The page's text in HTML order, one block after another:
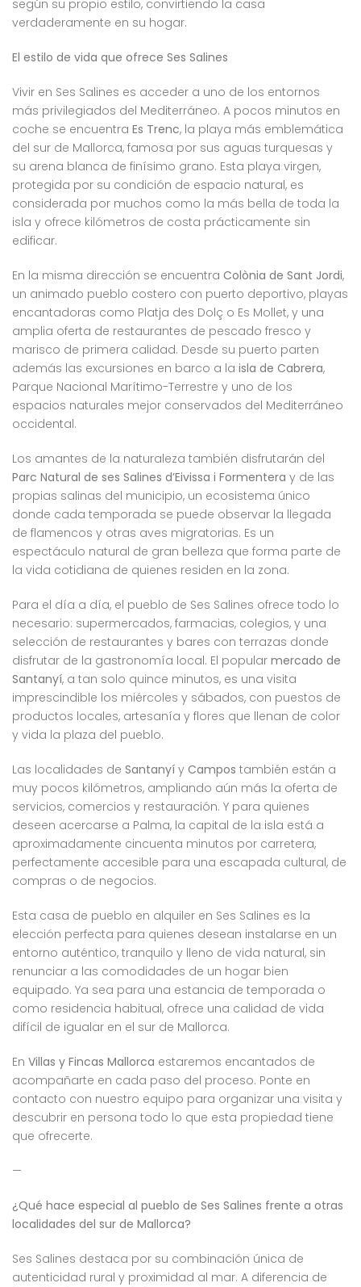
según su propio estilo, convirtiendo la casa
verdaderamente en su hogar.
El estilo de vida que ofrece Ses Salines
Vivir en Ses Salines es acceder a uno de los entornos
más privilegiados del Mediterráneo. A pocos minutos en
coche se encuentra Es Trenc, la playa más emblemática
del sur de Mallorca, famosa por sus aguas turquesas y
su arena blanca de finísimo grano. Esta playa virgen,
protegida por su condición de espacio natural, es
considerada por muchos como la más bella de toda la
isla y ofrece kilómetros de costa prácticamente sin
edificar.
En la misma dirección se encuentra Colònia de Sant Jordi,
un animado pueblo costero con puerto deportivo, playas
encantadoras como Platja des Dolç o Es Mollet, y una
amplia oferta de restaurantes de pescado fresco y
marisco de primera calidad. Desde su puerto parten
además las excursiones en barco a la isla de Cabrera,
Parque Nacional Marítimo-Terrestre y uno de los
espacios naturales mejor conservados del Mediterráneo
occidental.
Los amantes de la naturaleza también disfrutarán del
Parc Natural de ses Salines d’Eivissa i Formentera y de las
propias salinas del municipio, un ecosistema único
donde cada temporada se puede observar la llegada
de flamencos y otras aves migratorias. Es un
espectáculo natural de gran belleza que forma parte de
la vida cotidiana de quienes residen en la zona.
Para el día a día, el pueblo de Ses Salines ofrece todo lo
necesario: supermercados, farmacias, colegios, y una
selección de restaurantes y bares con terrazas donde
disfrutar de la gastronomía local. El popular mercado de
Santanyí, a tan solo quince minutos, es una visita
imprescindible los miércoles y sábados, con puestos de
productos locales, artesanía y flores que llenan de color
y vida la plaza del pueblo.
Las localidades de Santanyí y Campos también están a
muy pocos kilómetros, ampliando aún más la oferta de
servicios, comercios y restauración. Y para quienes
deseen acercarse a Palma, la capital de la isla está a
aproximadamente cincuenta minutos por carretera,
perfectamente accesible para una escapada cultural, de
compras o de negocios.
Esta casa de pueblo en alquiler en Ses Salines es la
elección perfecta para quienes desean instalarse en un
entorno auténtico, tranquilo y lleno de vida natural, sin
renunciar a las comodidades de un hogar bien
equipado. Ya sea para una estancia de temporada o
como residencia habitual, ofrece una calidad de vida
difícil de igualar en el sur de Mallorca.
En Villas y Fincas Mallorca estaremos encantados de
acompañarte en cada paso del proceso. Ponte en
contacto con nuestro equipo para organizar una visita y
descubrir en persona todo lo que esta propiedad tiene
que ofrecerte.
—
¿Qué hace especial al pueblo de Ses Salines frente a otras
localidades del sur de Mallorca?
Ses Salines destaca por su combinación única de
autenticidad rural y proximidad al mar. A diferencia de